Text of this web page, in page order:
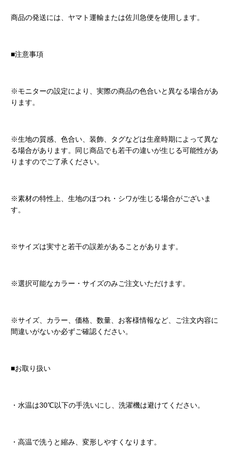
商品の発送には、ヤマト運輸または佐川急便を使用します。
■注意事項
※モニターの設定により、実際の商品の色合いと異なる場合があ
ります。
※生地の質感、色合い、装飾、タグなどは生産時期によって異な
る場合があります。同じ商品でも若干の違いが生じる可能性があ
りますのでご了承ください。
※素材の特性上、生地のほつれ・シワが生じる場合がございま
す。
※サイズは実寸と若干の誤差があることがあります。
※選択可能なカラー・サイズのみご注文いただけます。
※サイズ、カラー、価格、数量、お客様情報など、ご注文内容に
間違いがないか必ずご確認ください。
■お取り扱い
・水温は30℃以下の手洗いにし、洗濯機は避けてください。
・高温で洗うと縮み、変形しやすくなります。